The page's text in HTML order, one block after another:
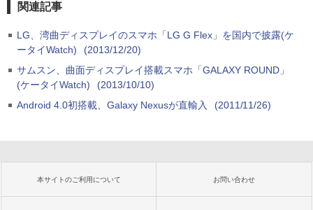
関連記事
LG、湾曲ディスプレイのスマホ「LG G Flex」を国内で披露(ケ
ータイWatch)
(2013/12/20)
サムスン、曲面ディスプレイ搭載スマホ「GALAXY ROUND」
(ケータイWatch)
(2013/10/10)
Android 4.0初搭載、Galaxy Nexusが直輸入
(2011/11/26)
本サイトのご利用について お問い合わせ